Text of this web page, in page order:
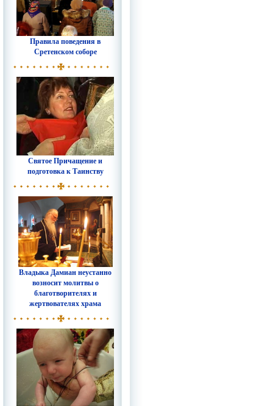
Правила поведения в
Сретенском соборе
Святое Причащение и
подготовка к Таинству
Владыка Дамиан неустанно
возносит молитвы о
благотворителях и
жертвователях храма